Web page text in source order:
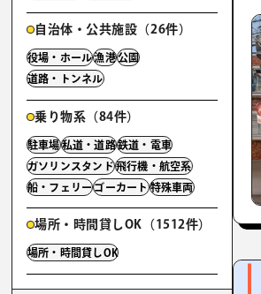
自治体・公共施設（26件）
役場・ホール漁港公園
道路・トンネル
乗り物系（84件）
駐車場私道・道路鉄道・電車
ガソリンスタンド飛行機・航空系
船・フェリーゴーカート特殊車両
場所・時間貸しOK（1512件）
場所・時間貸しOK